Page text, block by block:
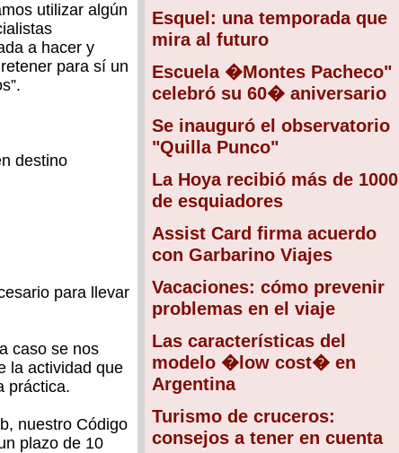
Esquel: una temporada que
mira al futuro
Escuela �Montes Pacheco"
celebró su 60� aniversario
Se inauguró el observatorio
"Quilla Punco"
La Hoya recibió más de 1000
de esquiadores
Assist Card firma acuerdo
con Garbarino Viajes
Vacaciones: cómo prevenir
problemas en el viaje
Las características del
modelo �low cost� en
Argentina
Turismo de cruceros:
consejos a tener en cuenta
utilizar algún
a hacer y
para sí un
destino
para llevar
caso se nos
la actividad que
práctica.
nuestro Código
plazo de 10